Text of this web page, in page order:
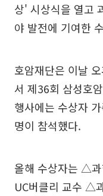
상' 시상식을 열고
야 발전에 기여한
호암재단은 이날
서 제36회 삼성호
행사에는 수상자
명이 참석했다.
올해 수상자는 △과
UC버클리 교수 △